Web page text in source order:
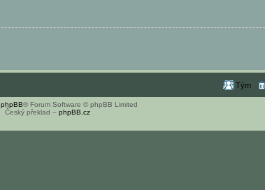
Tým
phpBB® Forum Software © phpBB Limited
Český překlad – phpBB.cz